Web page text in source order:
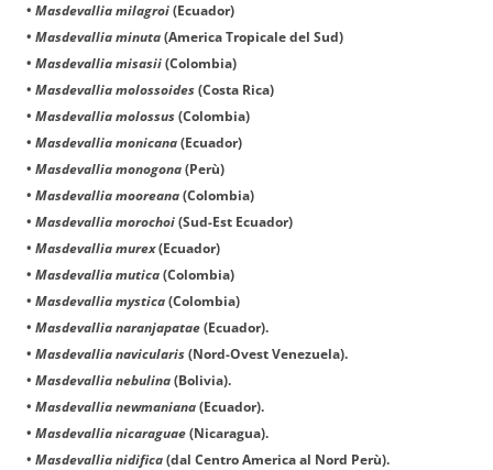
• Masdevallia milagroi (Ecuador)
• Masdevallia minuta (America Tropicale del Sud)
• Masdevallia misasii (Colombia)
• Masdevallia molossoides (Costa Rica)
• Masdevallia molossus (Colombia)
• Masdevallia monicana (Ecuador)
• Masdevallia monogona (Perù)
• Masdevallia mooreana (Colombia)
• Masdevallia morochoi (Sud-Est Ecuador)
• Masdevallia murex(Ecuador)
• Masdevallia mutica (Colombia)
• Masdevallia mystica (Colombia)
• Masdevallia naranjapatae (Ecuador).
• Masdevallia navicularis (Nord-Ovest Venezuela).
• Masdevallia nebulina (Bolivia).
• Masdevallia newmaniana (Ecuador).
• Masdevallia nicaraguae (Nicaragua).
• Masdevallia nidifica (dal Centro America al Nord Perù).